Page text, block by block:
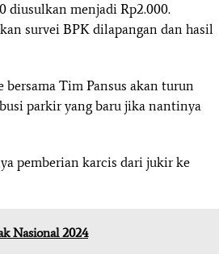
diusulkan menjadi Rp2.000.
survei BPK dilapangan dan hasil
bersama Tim Pansus akan turun
parkir yang baru jika nantinya
pemberian karcis dari jukir ke
Nasional 2024